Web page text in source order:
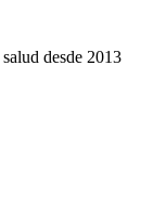
desde 2013